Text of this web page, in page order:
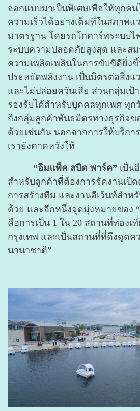
ออกแบบมาเป็นพิเศษเพื่อให้ทุกค
ความเร็วได้อย่างเต็มที่ในสภาพ
มาตรฐาน โดยรถโกคาร์ทระบบ
ระบบความปลอดภัยสูงสุด และส
ความเพลิดเพลินในการขับขี่ดียิ่ง
ประหยัดพลังงาน เป็นมิตรต่อสิ่งแ
และไม่ปล่อยควันเสีย ส่วนกลุ่มเป้
รองรับได้สำหรับบุคคลทุกเพศ ทุ
ถึงกลุ่มลูกค้าพันธมิตรทางธุรกิจ
ด้วยเช่นกัน นอกจากการให้บริกา
เรายังคาดหวังให้
“อิมแพ็ค สปีด พาร์ค” เป็น
สำหรับลูกค้าที่ต้องการจัดงานเปิ
การสร้างทีม และงานอีเว้นท์สำ
ด้วย และอีกหนึ่งจุดมุ่งหมายของ
คือการเป็น 1 ใน 20 สถานที่ท่องเ
กรุงเทพ และเป็นสถานที่ที่ดึงดูดค
นานาชาติ”